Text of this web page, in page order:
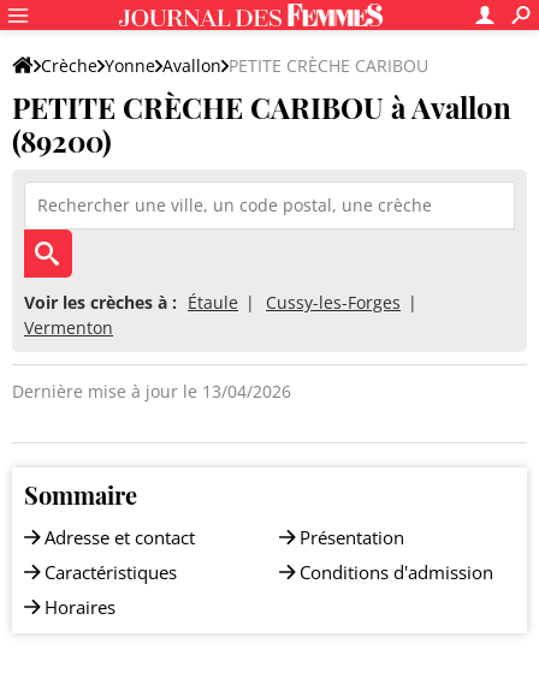
Crèche Yonne Avallon PETITE CRÈCHE CARIBOU
PETITE CRÈCHE CARIBOU à Avallon
(89200)
Voir les crèches à : Étaule
Cussy-les-Forges
Vermenton
Dernière mise à jour le 13/04/2026
Sommaire
Adresse et contact
Caractéristiques
Horaires
Présentation
Conditions d'admission